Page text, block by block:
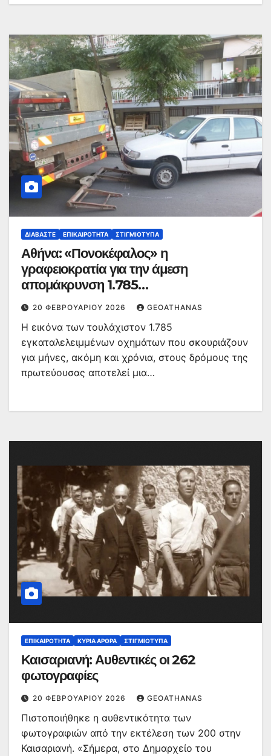
ΔΙΑΒΆΣΤΕ ΕΠΙΚΑΙΡΌΤΗΤΑ ΣΤΙΓΜΙΌΤΥΠΑ
Αθήνα: «Πονοκέφαλος» η
γραφειοκρατία για την άμεση
απομάκρυνση 1.785
εγκαταλελειμμένων οχημάτων
20 ΦΕΒΡΟΥΑΡΊΟΥ 2026 GEOATHANAS
Η εικόνα των τουλάχιστον 1.785
εγκαταλελειμμένων οχημάτων που σκουριάζουν
για μήνες, ακόμη και χρόνια, στους δρόμους της
πρωτεύουσας αποτελεί μια…
ΕΠΙΚΑΙΡΌΤΗΤΑ ΚΥΡΙΑ ΑΡΘΡΑ ΣΤΙΓΜΙΌΤΥΠΑ
Καισαριανή: Αυθεντικές οι 262
φωτογραφίες
20 ΦΕΒΡΟΥΑΡΊΟΥ 2026 GEOATHANAS
Πιστοποιήθηκε η αυθεντικότητα των
φωτογραφιών από την εκτέλεση των 200 στην
Καισαριανή. «Σήμερα, στο Δημαρχείο του